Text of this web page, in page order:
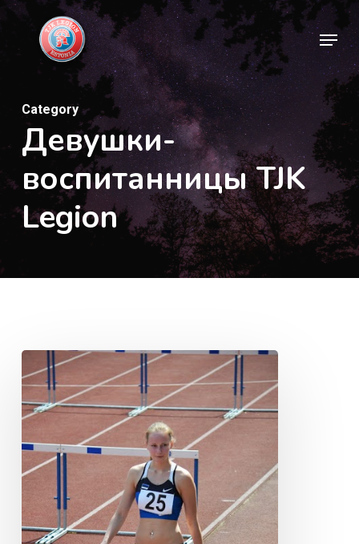
Skip
Menu
Category
Девушки-
воспитанницы TJK
Legion
KLARIKA
KALDMAA
Close
Menu